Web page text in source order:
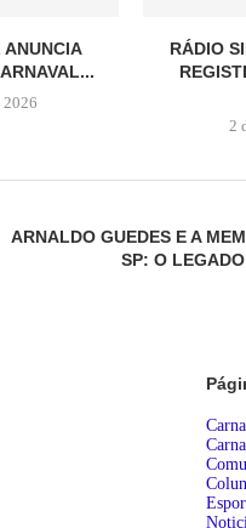
ANUNCIA
2026
RÁDIO
2
ARNALDO GUEDES E A
SP: O